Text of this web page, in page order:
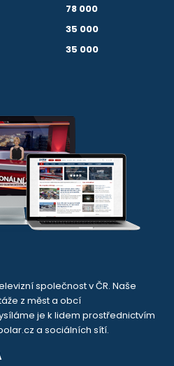
78 000
35 000
35 000
společnost v ČR. Naše
z měst a obcí
je k lidem prostřednictvím
a sociálních sítí.